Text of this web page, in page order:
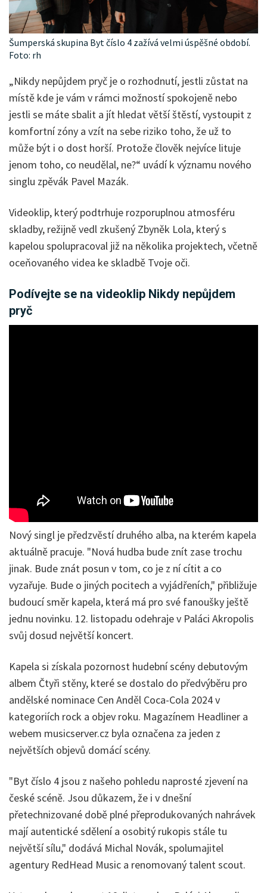
Šumperská skupina Byt číslo 4 zažívá velmi úspěšné období.
Foto: rh
„Nikdy nepůjdem pryč je o rozhodnutí, jestli zůstat na
místě kde je vám v rámci možností spokojeně nebo
jestli se máte sbalit a jít hledat větší štěstí, vystoupit z
komfortní zóny a vzít na sebe riziko toho, že už to
může být i o dost horší. Protože člověk nejvíce lituje
jenom toho, co neudělal, ne?“ uvádí k významu nového
singlu zpěvák Pavel Mazák.
Videoklip, který podtrhuje rozporuplnou atmosféru
skladby, režijně vedl zkušený Zbyněk Lola, který s
kapelou spolupracoval již na několika projektech, včetně
oceňovaného videa ke skladbě Tvoje oči.
Podívejte se na videoklip Nikdy nepůjdem
pryč
Nový singl je předzvěstí druhého alba, na kterém kapela
aktuálně pracuje. "Nová hudba bude znít zase trochu
jinak. Bude znát posun v tom, co je z ní cítit a co
vyzařuje. Bude o jiných pocitech a vyjádřeních," přibližuje
budoucí směr kapela, která má pro své fanoušky ještě
jednu novinku. 12. listopadu odehraje v Paláci Akropolis
svůj dosud největší koncert.
Kapela si získala pozornost hudební scény debutovým
albem Čtyři stěny, které se dostalo do předvýběru pro
andělské nominace Cen Anděl Coca-Cola 2024 v
kategoriích rock a objev roku. Magazínem Headliner a
webem musicserver.cz byla označena za jeden z
největších objevů domácí scény.
"Byt číslo 4 jsou z našeho pohledu naprosté zjevení na
české scéně. Jsou důkazem, že i v dnešní
přetechnizované době plné přeprodukovaných nahrávek
mají autentické sdělení a osobitý rukopis stále tu
největší sílu," dodává Michal Novák, spolumajitel
agentury RedHead Music a renomovaný talent scout.